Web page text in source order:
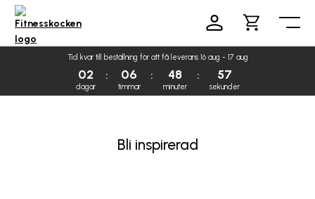
Tid kvar till beställning för att få leverans 16 aug - 17 aug
02
dagar
06
timmar
48
minuter
57
sekunder
Bli inspirerad